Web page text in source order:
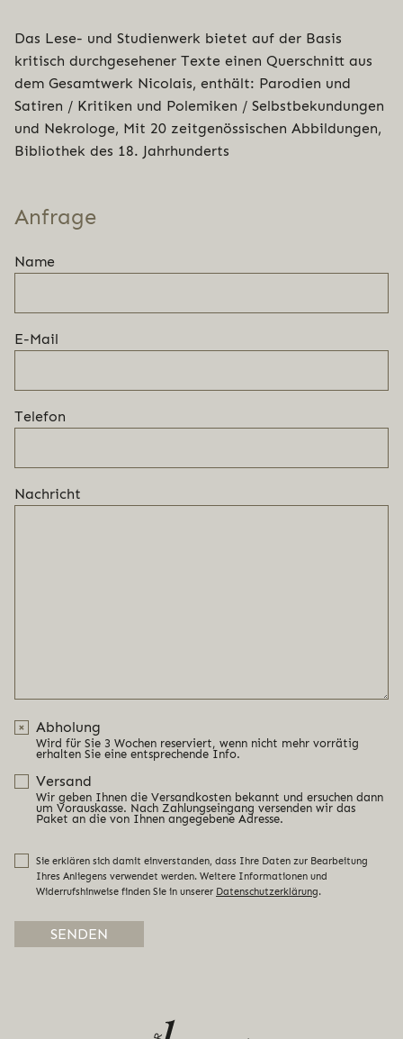
Das Lese- und Studienwerk bietet auf der Basis
kritisch durchgesehener Texte einen Querschnitt aus
dem Gesamtwerk Nicolais, enthält: Parodien und
Satiren / Kritiken und Polemiken / Selbstbekundungen
und Nekrologe, Mit 20 zeitgenössischen Abbildungen,
Bibliothek des 18. Jahrhunderts
Anfrage
Name
E-Mail
Telefon
Nachricht
Abholung
Wird für Sie 3 Wochen reserviert, wenn nicht mehr vorrätig
erhalten Sie eine entsprechende Info.
Versand
Wir geben Ihnen die Versandkosten bekannt und ersuchen dann
um Vorauskasse. Nach Zahlungseingang versenden wir das
Paket an die von Ihnen angegebene Adresse.
Sie erklären sich damit einverstanden, dass Ihre Daten zur Bearbeitung
Ihres Anliegens verwendet werden. Weitere Informationen und
Widerrufshinweise finden Sie in unserer Datenschutzerklärung.